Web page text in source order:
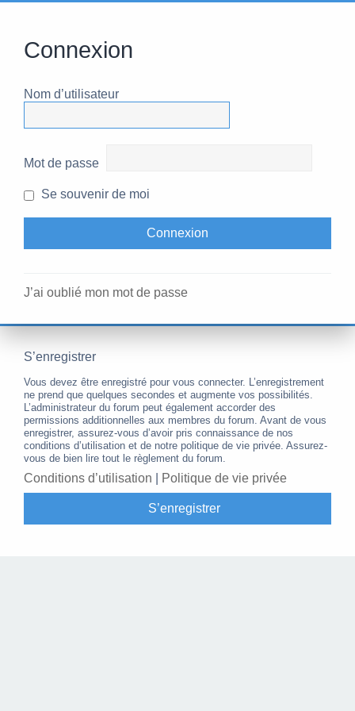
Connexion
Nom d’utilisateur
Mot de passe
Se souvenir de moi
J’ai oublié mon mot de passe
S’enregistrer
Vous devez être enregistré pour vous connecter. L’enregistrement
ne prend que quelques secondes et augmente vos possibilités.
L’administrateur du forum peut également accorder des
permissions additionnelles aux membres du forum. Avant de vous
enregistrer, assurez-vous d’avoir pris connaissance de nos
conditions d’utilisation et de notre politique de vie privée. Assurez-
vous de bien lire tout le règlement du forum.
Conditions d’utilisation Politique de vie privée
S’enregistrer